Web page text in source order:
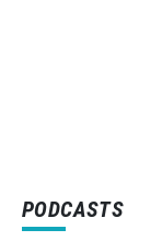
PODCASTS